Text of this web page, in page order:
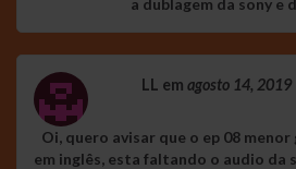
a dublagem da sony e
LL em agosto 14, 2019
Oi, quero avisar que o ep 08
em inglês, esta faltando o audio da